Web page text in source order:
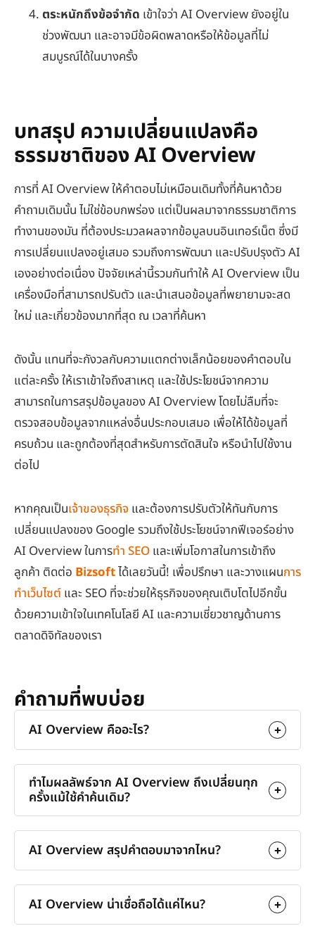
ตระหนักถึงข้อจำกัด เข้าใจว่า AI Overview ยังอยู่ใน
ช่วงพัฒนา และอาจมีข้อผิดพลาดหรือให้ข้อมูลที่ไม่
สมบูรณ์ได้ในบางครั้ง
บทสรุป ความเปลี่ยนแปลงคือ
ธรรมชาติของ AI Overview
การที่ AI Overview ให้คำตอบไม่เหมือนเดิมทั้งที่ค้นหาด้วย
คำถามเดิมนั้น ไม่ใช่ข้อบกพร่อง แต่เป็นผลมาจากธรรมชาติการ
ทำงานของมัน ที่ต้องประมวลผลจากข้อมูลบนอินเทอร์เน็ต ซึ่งมี
การเปลี่ยนแปลงอยู่เสมอ รวมถึงการพัฒนา และปรับปรุงตัว AI
เองอย่างต่อเนื่อง ปัจจัยเหล่านี้รวมกันทำให้ AI Overview เป็น
เครื่องมือที่สามารถปรับตัว และนำเสนอข้อมูลที่พยายามจะสด
ใหม่ และเกี่ยวข้องมากที่สุด ณ เวลาที่ค้นหา
ดังนั้น แทนที่จะกังวลกับความแตกต่างเล็กน้อยของคำตอบใน
แต่ละครั้ง ให้เราเข้าใจถึงสาเหตุ และใช้ประโยชน์จากความ
สามารถในการสรุปข้อมูลของ AI Overview โดยไม่ลืมที่จะ
ตรวจสอบข้อมูลจากแหล่งอื่นประกอบเสมอ เพื่อให้ได้ข้อมูลที่
ครบถ้วน และถูกต้องที่สุดสำหรับการตัดสินใจ หรือนำไปใช้งาน
ต่อไป
หากคุณเป็นเจ้าของธุรกิจและต้องการปรับตัวให้ทันกับการ
เปลี่ยนแปลงของ Google รวมถึงใช้ประโยชน์จากฟีเจอร์อย่าง
AI Overview ในการทำ SEOและเพิ่มโอกาสในการเข้าถึง
ลูกค้า ติดต่อ Bizsoftได้เลยวันนี้! เพื่อปรึกษา และวางแผนการ
ทำเว็บไซต์และ SEO ที่จะช่วยให้ธุรกิจของคุณเติบโตไปอีกขั้น
ด้วยความเข้าใจในเทคโนโลยี AI และความเชี่ยวชาญด้านการ
ตลาดดิจิทัลของเรา
คำถามที่พบบ่อย
AI Overview คืออะไร?
ทำไมผลลัพธ์จาก AI Overview ถึงเปลี่ยนทุก
ครั้งแม้ใช้คำค้นเดิม?
AI Overview สรุปคำตอบมาจากไหน?
AI Overview น่าเชื่อถือได้แค่ไหน?